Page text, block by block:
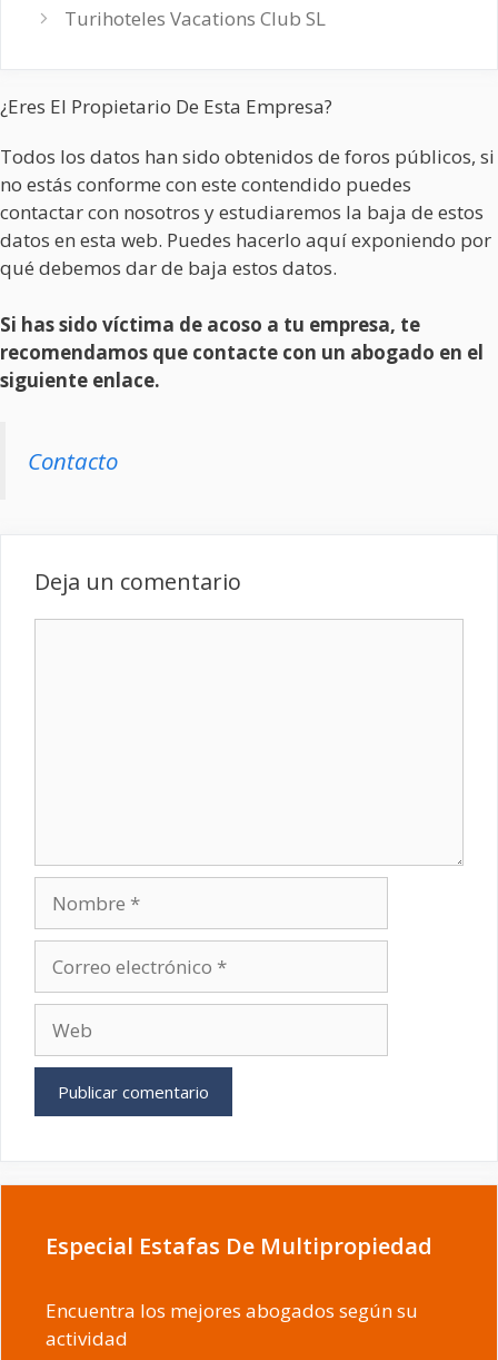
Turihoteles Vacations Club SL
¿Eres El Propietario De Esta Empresa?
Todos los datos han sido obtenidos de foros públicos, si
no estás conforme con este contendido puedes
contactar con nosotros y estudiaremos la baja de estos
datos en esta web. Puedes hacerlo aquí exponiendo por
qué debemos dar de baja estos datos.
Si has sido víctima de acoso a tu empresa, te
recomendamos que contacte con un abogado en el
siguiente enlace.
Contacto
Deja un comentario
electrónico
Especial Estafas De Multipropiedad
Encuentra los mejores abogados según su
actividad